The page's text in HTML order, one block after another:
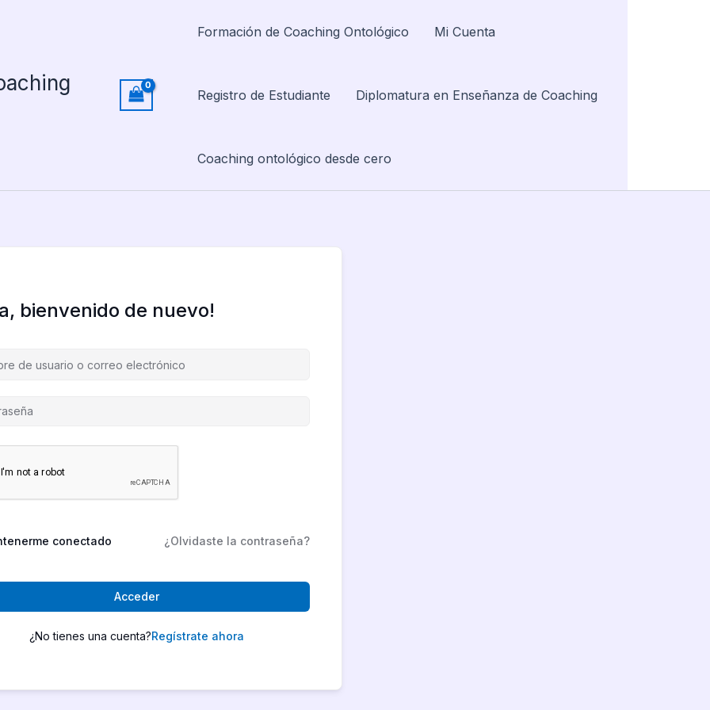
Formación de Coaching Ontológico Mi Cuenta
Registro de Estudiante Diplomatura en Enseñanza de Coaching
Coaching ontológico desde cero
bienvenido de nuevo!
conectado ¿Olvidaste la contraseña?
Acceder
¿No tienes una cuenta?Regístrate ahora